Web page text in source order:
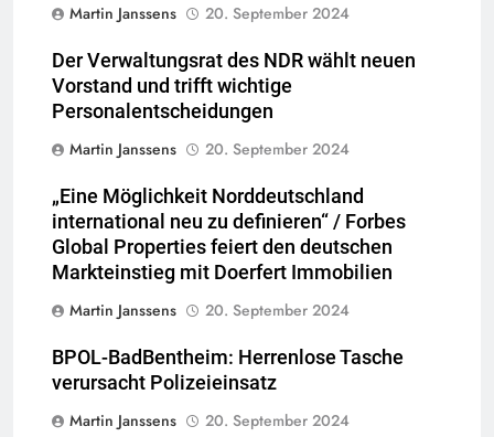
Martin Janssens
20. September 2024
Der Verwaltungsrat des NDR wählt neuen
Vorstand und trifft wichtige
Personalentscheidungen
Martin Janssens
20. September 2024
„Eine Möglichkeit Norddeutschland
international neu zu definieren“ / Forbes
Global Properties feiert den deutschen
Markteinstieg mit Doerfert Immobilien
Martin Janssens
20. September 2024
BPOL-BadBentheim: Herrenlose Tasche
verursacht Polizeieinsatz
Martin Janssens
20. September 2024